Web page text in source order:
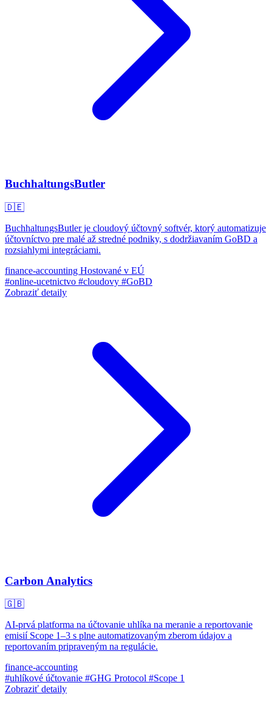
BuchhaltungsButler
🇩🇪
BuchhaltungsButler je cloudový účtovný softvér, ktorý automatizuje
účtovníctvo pre malé až stredné podniky, s dodržiavaním GoBD a
rozsiahlymi integráciami.
finance-accounting Hostované v EÚ
#online-ucetnictvo #cloudovy #GoBD
Zobraziť detaily
Carbon Analytics
🇬🇧
AI-prvá platforma na účtovanie uhlíka na meranie a reportovanie
emisií Scope 1–3 s plne automatizovaným zberom údajov a
reportovaním pripraveným na regulácie.
finance-accounting
#uhlíkové účtovanie #GHG Protocol #Scope 1
Zobraziť detaily